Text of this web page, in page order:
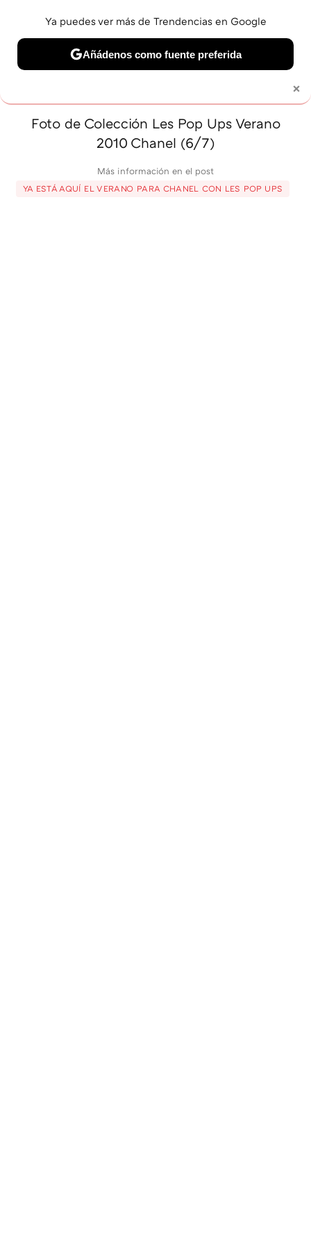
BELLEZA SHOPPING VIAJES GASTRO SNEAKERS
Foto de Colección Les Pop Ups Verano
2010 Chanel (6/7)
Más información en el post
YA ESTÁ AQUÍ EL VERANO PARA CHANEL CON LES POP UPS
×
Ya puedes ver más de Trendencias en Google
Añádenos como fuente preferida